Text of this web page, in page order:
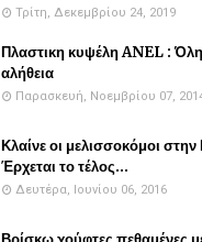
Τρίτη, Δεκεμβρίου 24, 2019
Πλαστικη κυψέλη ANEL :
αλήθεια
Παρασκευή, Νοεμβρίου 07,
Κλαίνε οι μελισσοκόμοι
Έρχεται το τέλος...
Δευτέρα, Ιουνίου 06, 2016